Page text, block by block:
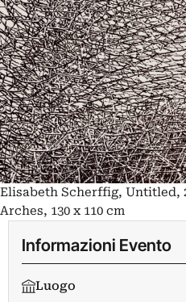
Elisabeth Scherffig, Untitled,
Arches, 130 x 110 cm
Informazioni Evento
Luogo